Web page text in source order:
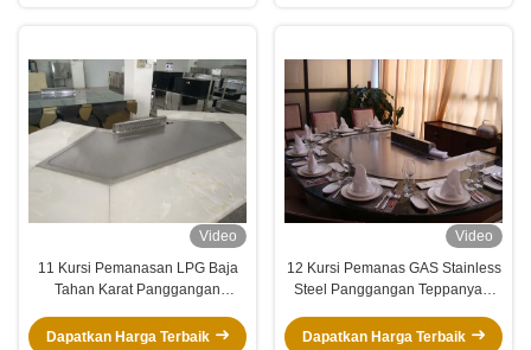
Video
11 Kursi Pemanasan LPG Baja
Tahan Karat Panggangan
800mm
Dapatkan Harga Terbaik
Video
12 Kursi Pemanas GAS Stainless
Steel Panggangan Teppanyaki
Dapatkan Harga Terbaik